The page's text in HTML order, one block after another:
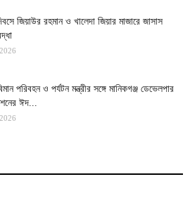
জিয়াউর রহমান ও খালেদা জিয়ার মাজারে জাসাস
পরিবহন ও পর্যটন মন্ত্রীর সঙ্গে মানিকগঞ্জ ডেভেলপার
ঈদ...